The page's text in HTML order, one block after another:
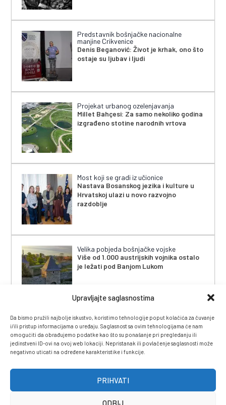
Upravljajte saglasnostima
Da bismo pružili najbolje iskustvo, koristimo tehnologije poput kolačića za čuvanje
i/ili pristup informacijama o uređaju. Saglasnost sa ovim tehnologijama će nam
omogućiti da obrađujemo podatke kao što su ponašanje pri pregledanju ili
jedinstveni ID-ovi na ovoj web lokaciji. Nepristanak ili povlačenje saglasnosti može
negativno uticati na određene karakteristike i funkcije.
PRIHVATI
ODBIJ
Predstavnik bošnjačke nacionalne
manjine Crikvenice
Denis Beganović: Život je krhak, ono što
ostaje su ljubav i ljudi
Projekat urbanog ozelenjavanja
Millet Bahçesi: Za samo nekoliko godina
izgrađeno stotine narodnih vrtova
Most koji se gradi iz učionice
Nastava Bosanskog jezika i kulture u
Hrvatskoj ulazi u novo razvojno
razdoblje
Velika pobjeda bošnjačke vojske
Više od 1.000 austrijskih vojnika ostalo
je ležati pod Banjom Lukom